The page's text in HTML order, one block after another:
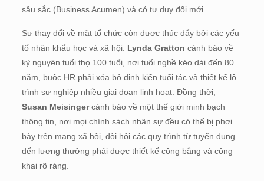
sâu sắc (Business Acumen) và có tư duy đổi mới.
Sự thay đổi về mặt tổ chức còn được thúc đẩy bởi các yếu
tố nhân khẩu học và xã hội. Lynda Gratton cảnh báo về
kỷ nguyên tuổi thọ 100 tuổi, nơi tuổi nghề kéo dài đến 80
năm, buộc HR phải xóa bỏ định kiến tuổi tác và thiết kế lộ
trình sự nghiệp nhiều giai đoạn linh hoạt. Đồng thời,
Susan Meisingercảnh báo về một thế giới minh bạch
thông tin, nơi mọi chính sách nhân sự đều có thể bị phơi
bày trên mạng xã hội, đòi hỏi các quy trình từ tuyển dụng
đến lương thưởng phải được thiết kế công bằng và công
khai rõ ràng